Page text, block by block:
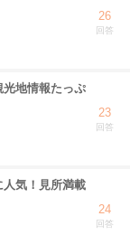
26
回答
光地情報たっぷ
23
回答
気！見所満載
24
回答